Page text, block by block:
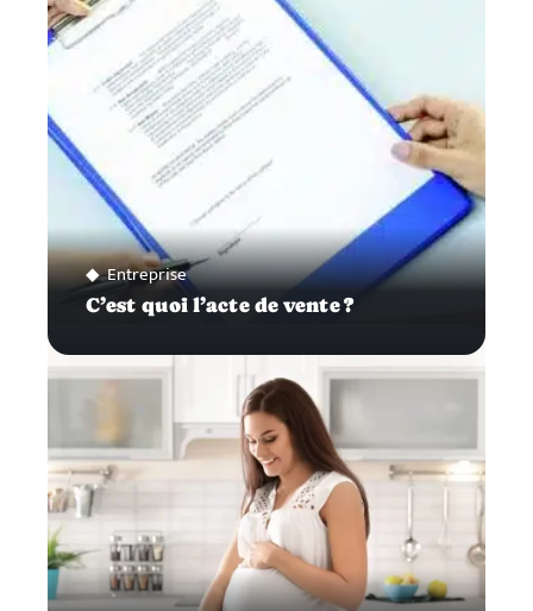
Entreprise
C’est quoi l’acte de vente ?